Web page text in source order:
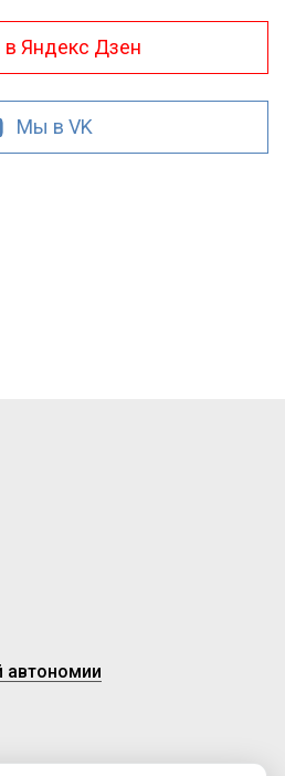
Яндекс Дзен
Мы в VK
автономии